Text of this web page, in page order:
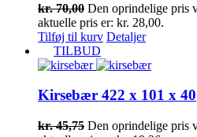
kr.70,00 Den oprindelige pris
aktuelle pris er: kr. 28,00.
Tilføj til kurv Detaljer
TILBUD
Kirsebær 422 x 101 x 40
kr.45,75 Den oprindelige pris